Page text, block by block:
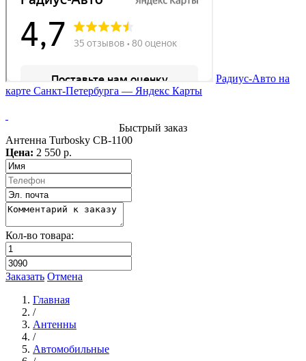
Радиус-Авто на
карте Санкт‑Петербурга — Яндекс Карты
Быстрый заказ
Антенна Turbosky CB-1100
Цена: 2 550 р.
Кол-во товара:
Заказать Отмена
Главная
/
Антенны
/
Автомобильные